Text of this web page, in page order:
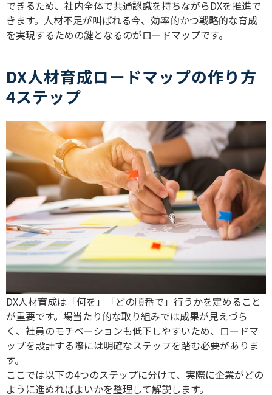
できるため、社内全体で共通認識を持ちながらDXを推進で
きます。人材不足が叫ばれる今、効率的かつ戦略的な育成
を実現するための鍵となるのがロードマップです。
DX人材育成ロードマップの作り方
4ステップ
DX人材育成は「何を」「どの順番で」行うかを定めること
が重要です。場当たり的な取り組みでは成果が見えづら
く、社員のモチベーションも低下しやすいため、ロードマ
ップを設計する際には明確なステップを踏む必要がありま
す。
ここでは以下の4つのステップに分けて、実際に企業がどの
ように進めればよいかを整理して解説します。